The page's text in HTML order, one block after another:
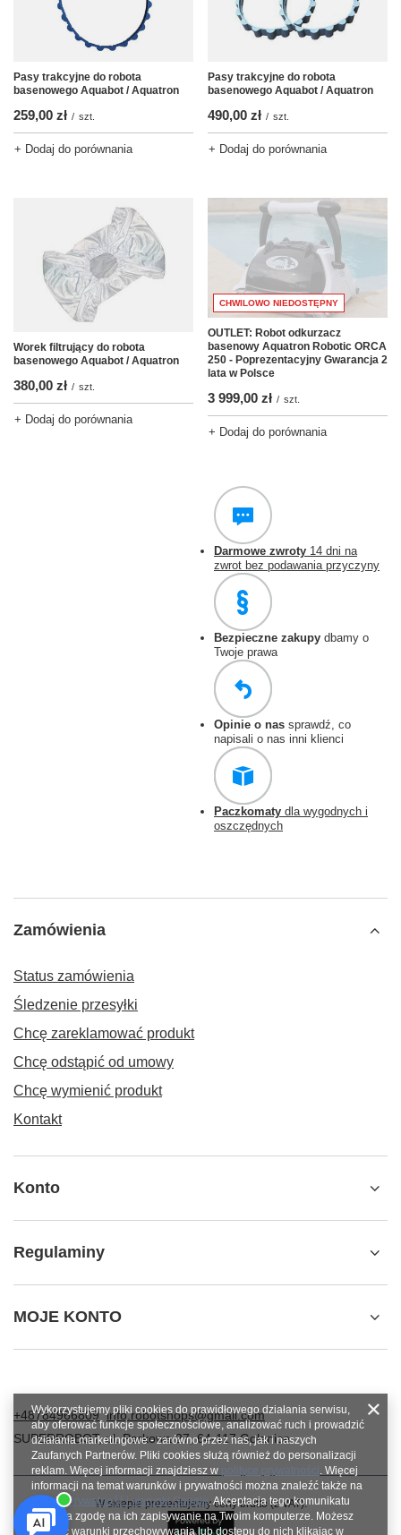
Pasy trakcyjne do robota
basenowego Aquabot / Aquatron
259,00 zł / szt.
+ Dodaj do porównania
Pasy trakcyjne do robota
basenowego Aquabot / Aquatron
490,00 zł / szt.
+ Dodaj do porównania
Worek filtrujący do robota
basenowego Aquabot / Aquatron
380,00 zł / szt.
+ Dodaj do porównania
CHWILOWO NIEDOSTĘPNY
OUTLET: Robot odkurzacz
basenowy Aquatron Robotic ORCA
250 - Poprezentacyjny Gwarancja 2
lata w Polsce
3 999,00 zł / szt.
+ Dodaj do porównania
Darmowe zwroty 14 dni na
zwrot bez podawania przyczyny
Bezpieczne zakupy dbamy o
Twoje prawa
Opinie o nas sprawdź, co
napisali o nas inni klienci
Paczkomaty dla wygodnych i
oszczędnych
Zamówienia
Status zamówienia
Śledzenie przesyłki
Chcę zareklamować produkt
Chcę odstąpić od umowy
Chcę wymienić produkt
Kontakt
Konto
Regulaminy
MOJE KONTO
+48784966809 info.robotshops@gmail.com
SUPERROBOT,ul. Parkowa 27,64-117Gołanice
W sklepie prezentujemy ceny brutto (z VAT).
Wykorzystujemy pliki cookies do prawidłowego działania serwisu,
aby oferować funkcje społecznościowe, analizować ruch i prowadzić
działania marketingowe - zarówno przez nas, jak i naszych
Zaufanych Partnerów. Pliki cookies służą również do personalizacji
reklam. Więcej informacji znajdziesz w polityce prywatności. Więcej
informacji na temat warunków i prywatności można znaleźć także na
stronie Prywatność i warunki Google. Akceptacja tego komunikatu
oznacza zgodę na ich zapisywanie na Twoim komputerze. Możesz
określić warunki przechowywania lub dostępu do nich klikając w